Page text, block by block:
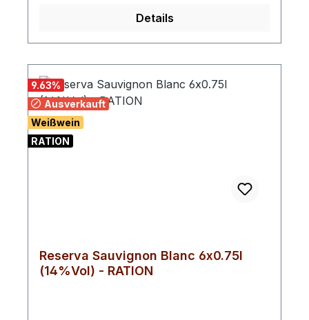
Gelegenheit.Abfüller / Erzeuger: Viña Viu
ChileHinweis: Enthält SulfiteImporteur:
HEB; Eppenser Weg 3; D-29549 Bad
Bevensen
Details
9.63%
Ausverkauft
Weißwein
RATION
Reserva Sauvignon Blanc 6x0.75l
(14%Vol) - RATION